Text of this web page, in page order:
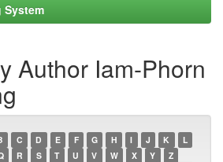
System
Author Iam-Phorn
C D E F G H I J K
L
R S T U V W X Y Z